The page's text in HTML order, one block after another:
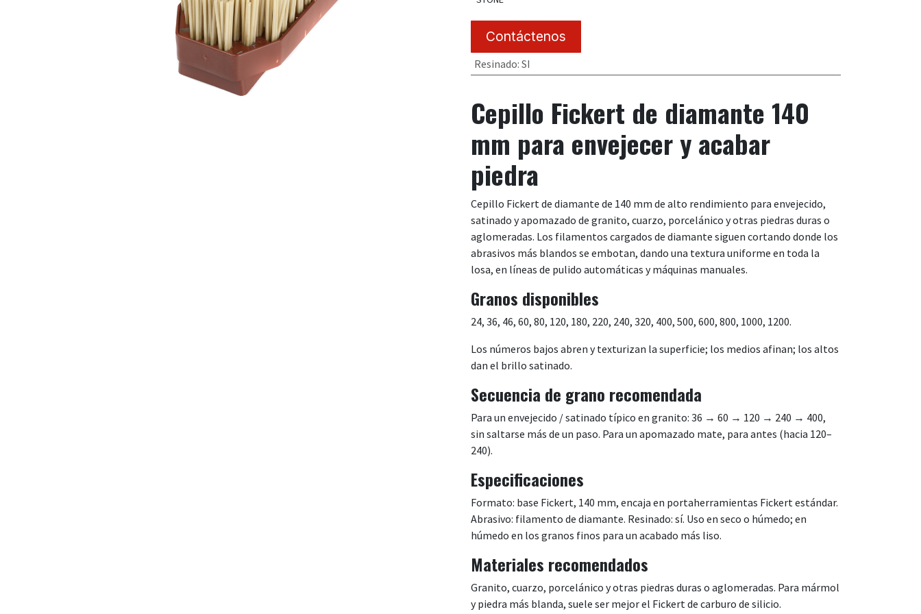
Contáctenos
Resinado: SI
Cepillo Fickert de diamante 140
mm para envejecer y acabar
piedra
Cepillo Fickert de diamante de 140 mm de alto rendimiento para envejecido,
satinado y apomazado de granito, cuarzo, porcelánico y otras piedras duras o
aglomeradas. Los filamentos cargados de diamante siguen cortando donde los
abrasivos más blandos se embotan, dando una textura uniforme en toda la
losa, en líneas de pulido automáticas y máquinas manuales.
Granos disponibles
24, 36, 46, 60, 80, 120, 180, 220, 240, 320, 400, 500, 600, 800, 1000, 1200.
Los números bajos abren y texturizan la superficie; los medios afinan; los altos
dan el brillo satinado.
Secuencia de grano recomendada
Para un envejecido / satinado típico en granito: 36 → 60 → 120 → 240 → 400,
sin saltarse más de un paso. Para un apomazado mate, para antes (hacia 120–
240).
Especificaciones
Formato: base Fickert, 140 mm, encaja en portaherramientas Fickert estándar.
Abrasivo: filamento de diamante. Resinado: sí. Uso en seco o húmedo; en
húmedo en los granos finos para un acabado más liso.
Materiales recomendados
Granito, cuarzo, porcelánico y otras piedras duras o aglomeradas. Para mármol
y piedra más blanda, suele ser mejor el Fickert de carburo de silicio.